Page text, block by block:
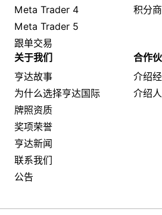
Meta Trader 4
Meta Trader 5
跟单交易
积分
关于我们
亨达故事
为什么选择亨达国际
牌照资质
奖项荣誉
亨达新闻
联系我们
公告
合作
介绍
介绍